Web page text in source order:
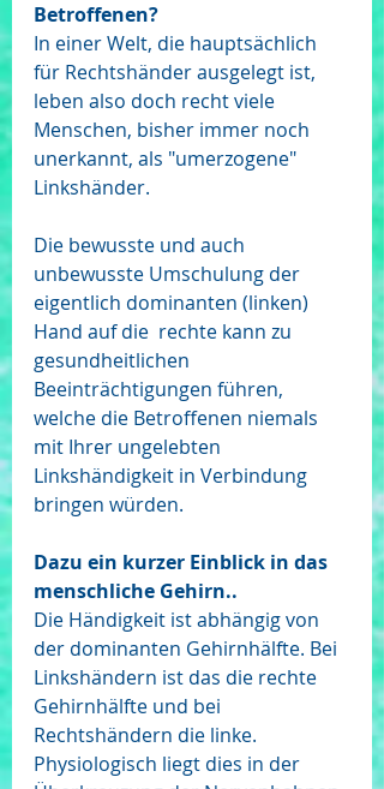
Betroffenen?
In einer Welt, die hauptsächlich
für Rechtshänder ausgelegt ist,
leben also doch recht viele
Menschen, bisher immer noch
unerkannt, als "umerzogene"
Linkshänder.
Die bewusste und auch
unbewusste Umschulung der
eigentlich dominanten (linken)
Hand auf die  rechte kann zu
gesundheitlichen
Beeinträchtigungen führen,
welche die Betroffenen niemals
mit Ihrer ungelebten
Linkshändigkeit in Verbindung
bringen würden.
Dazu ein kurzer Einblick in das
menschliche Gehirn..
Die Händigkeit ist abhängig von
der dominanten Gehirnhälfte. Bei
Linkshändern ist das die rechte
Gehirnhälfte und bei
Rechtshändern die linke.
Physiologisch liegt dies in der